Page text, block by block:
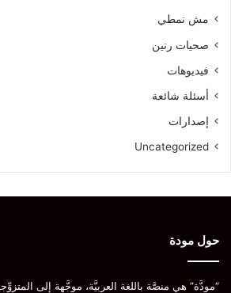
مش نمطي
صحيات رنين
فيديوهات
أسئلة شائعة
إصدارات
Uncategorized
حول مودة
“مودَّة” هي منصَّة باللغة العربيَّة، موجَّهة إلى